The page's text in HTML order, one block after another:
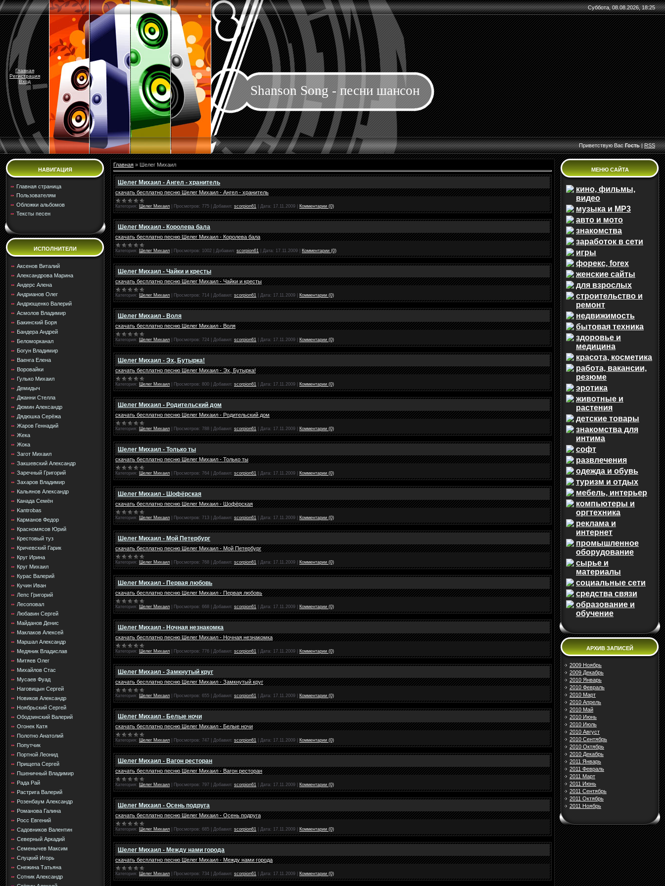
Суббота, 08.08.2026, 18:25
Главная
Регистрация
Вход
Shanson Song - песни шансон
Приветствую Вас Гость|RSS
НАВИГАЦИЯ
Главная страница
Пользователям
Обложки альбомов
Тексты песен
ИСПОЛНИТЕЛИ
Аксенов Виталий
Александрова Марина
Андерс Алена
Андрианов Олег
Андрющенко Валерий
Асмолов Владимир
Бакинский Боря
Бандера Андрей
Беломорканал
Богун Владимир
Ваенга Елена
Воровайки
Гулько Михаил
Демидыч
Джанни Стелла
Дюмин Александр
Дядюшка Серёжа
Жаров Геннадий
Жека
Жока
Загот Михаил
Закшевский Александр
Заречный Григорий
Захаров Владимир
Кальянов Александр
Канада Семён
Kantrobas
Карманов Федор
Красномясов Юрий
Крестовый туз
Кричевский Гарик
Круг Ирина
Круг Михаил
Курас Валерий
Кучин Иван
Лепс Григорий
Лесоповал
Любавин Сергей
Майданов Денис
Маклаков Алексей
Маршал Александр
Медяник Владислав
Митяев Олег
Михайлов Стас
Мусаев Фуад
Наговицын Сергей
Новиков Александр
Ноябрьский Сергей
Ободзинский Валерий
Огонек Катя
Полотно Анатолий
Попутчик
Портной Леонид
Прищепа Сергей
Пшеничный Владимир
Рада Рай
Растрига Валерий
Розенбаум Александр
Романова Галина
Росс Евгений
Садовников Валентин
Северный Аркадий
Семенычев Максим
Слуцкий Игорь
Снежина Татьяна
Сотник Александр
Главная » Шелег Михаил
Шелег Михаил - Ангел - хранитель
скачать бесплатно песню Шелег Михаил - Ангел - хранитель
Категория: Шелег Михаил Просмотров: 775 Добавил: scorpion61 Дата: 17.11.2009 Комментарии (0)
Шелег Михаил - Королева бала
скачать бесплатно песню Шелег Михаил - Королева бала
Категория: Шелег Михаил Просмотров: 1002 Добавил: scorpion61 Дата: 17.11.2009 Комментарии (0)
Шелег Михаил - Чайки и кресты
скачать бесплатно песню Шелег Михаил - Чайки и кресты
Категория: Шелег Михаил Просмотров: 714 Добавил: scorpion61 Дата: 17.11.2009 Комментарии (0)
Шелег Михаил - Воля
скачать бесплатно песню Шелег Михаил - Воля
Категория: Шелег Михаил Просмотров: 724 Добавил: scorpion61 Дата: 17.11.2009 Комментарии (0)
Шелег Михаил - Эх, Бутырка!
скачать бесплатно песню Шелег Михаил - Эх, Бутырка!
Категория: Шелег Михаил Просмотров: 800 Добавил: scorpion61 Дата: 17.11.2009 Комментарии (0)
Шелег Михаил - Родительский дом
скачать бесплатно песню Шелег Михаил - Родительский дом
Категория: Шелег Михаил Просмотров: 788 Добавил: scorpion61 Дата: 17.11.2009 Комментарии (0)
Шелег Михаил - Только ты
скачать бесплатно песню Шелег Михаил - Только ты
Категория: Шелег Михаил Просмотров: 764 Добавил: scorpion61 Дата: 17.11.2009 Комментарии (0)
Шелег Михаил - Шофёрская
скачать бесплатно песню Шелег Михаил - Шофёрская
Категория: Шелег Михаил Просмотров: 713 Добавил: scorpion61 Дата: 17.11.2009 Комментарии (0)
Шелег Михаил - Мой Петербург
скачать бесплатно песню Шелег Михаил - Мой Петербург
Категория: Шелег Михаил Просмотров: 768 Добавил: scorpion61 Дата: 17.11.2009 Комментарии (0)
Шелег Михаил - Первая любовь
скачать бесплатно песню Шелег Михаил - Первая любовь
Категория: Шелег Михаил Просмотров: 668 Добавил: scorpion61 Дата: 17.11.2009 Комментарии (0)
Шелег Михаил - Ночная незнакомка
скачать бесплатно песню Шелег Михаил - Ночная незнакомка
Категория: Шелег Михаил Просмотров: 776 Добавил: scorpion61 Дата: 17.11.2009 Комментарии (0)
Шелег Михаил - Замкнутый круг
скачать бесплатно песню Шелег Михаил - Замкнутый круг
Категория: Шелег Михаил Просмотров: 655 Добавил: scorpion61 Дата: 17.11.2009 Комментарии (0)
Шелег Михаил - Белые ночи
скачать бесплатно песню Шелег Михаил - Белые ночи
Категория: Шелег Михаил Просмотров: 747 Добавил: scorpion61 Дата: 17.11.2009 Комментарии (0)
Шелег Михаил - Вагон ресторан
скачать бесплатно песню Шелег Михаил - Вагон ресторан
Категория: Шелег Михаил Просмотров: 797 Добавил: scorpion61 Дата: 17.11.2009 Комментарии (0)
Шелег Михаил - Осень подруга
скачать бесплатно песню Шелег Михаил - Осень подруга
Категория: Шелег Михаил Просмотров: 685 Добавил: scorpion61 Дата: 17.11.2009 Комментарии (0)
Шелег Михаил - Между нами города
скачать бесплатно песню Шелег Михаил - Между нами города
Категория: Шелег Михаил Просмотров: 734 Добавил: scorpion61 Дата: 17.11.2009 Комментарии (0)
МЕНЮ САЙТА
кино, фильмы,
видео
музыка и MP3
авто и мото
знакомства
заработок в сети
игры
форекс, forex
женские сайты
для взрослых
строительство и
ремонт
недвижимость
бытовая техника
здоровье и
медицина
красота, косметика
работа, вакансии,
резюме
эротика
животные и
растения
детские товары
знакомства для
интима
софт
развлечения
одежда и обувь
туризм и отдых
мебель, интерьер
компьютеры и
оргтехника
реклама и
интернет
промышленное
оборудование
сырье и
материалы
социальные сети
средства связи
образование и
обучение
АРХИВ ЗАПИСЕЙ
2009 Ноябрь
2009 Декабрь
2010 Январь
2010 Февраль
2010 Март
2010 Апрель
2010 Май
2010 Июнь
2010 Июль
2010 Август
2010 Сентябрь
2010 Октябрь
2010 Декабрь
2011 Январь
2011 Февраль
2011 Март
2011 Июнь
2011 Сентябрь
2011 Октябрь
2011 Ноябрь